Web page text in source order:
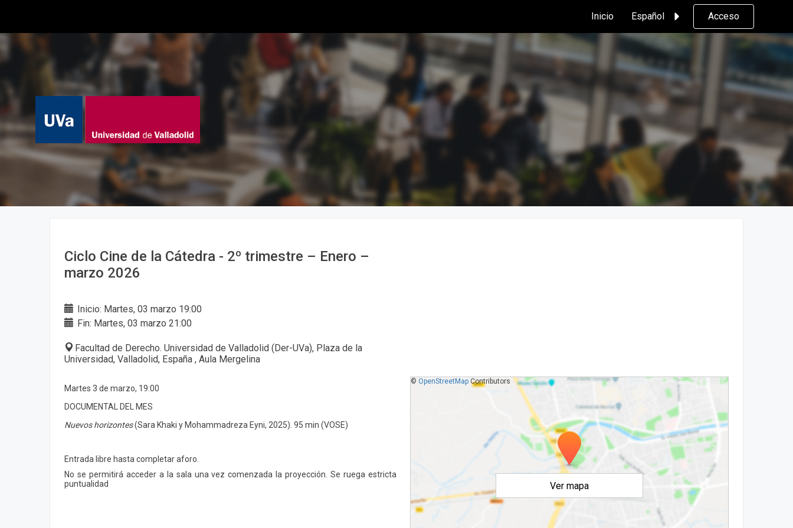
Inicio Español Acceso
Ciclo Cine de la Cátedra - 2º trimestre – Enero –
marzo 2026
Inicio: Martes, 03 marzo 19:00
Fin: Martes, 03 marzo 21:00
Facultad de Derecho. Universidad de Valladolid (Der-UVa), Plaza de la
Universidad, Valladolid, España , Aula Mergelina
Martes 3 de marzo, 19:00
DOCUMENTAL DEL MES
Nuevos horizontes(Sara Khaki y Mohammadreza Eyni, 2025). 95 min (VOSE)
Entrada libre hasta completar aforo.
No se permitirá acceder a la sala una vez comenzada la proyección. Se ruega estricta
puntualidad
Ver mapa
© OpenStreetMapContributors